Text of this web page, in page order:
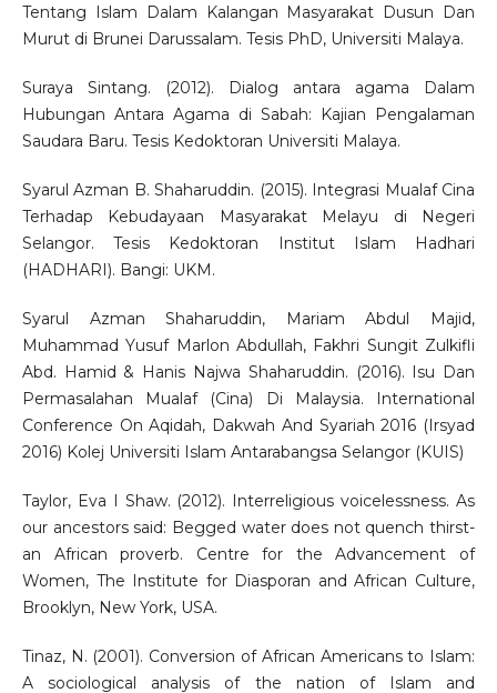
Tentang Islam Dalam Kalangan Masyarakat Dusun Dan
Murut di Brunei Darussalam. Tesis PhD, Universiti Malaya.
Suraya Sintang. (2012). Dialog antara agama Dalam
Hubungan Antara Agama di Sabah: Kajian Pengalaman
Saudara Baru. Tesis Kedoktoran Universiti Malaya.
Syarul Azman B. Shaharuddin. (2015). Integrasi Mualaf Cina
Terhadap Kebudayaan Masyarakat Melayu di Negeri
Selangor. Tesis Kedoktoran Institut Islam Hadhari
(HADHARI). Bangi: UKM.
Syarul Azman Shaharuddin, Mariam Abdul Majid,
Muhammad Yusuf Marlon Abdullah, Fakhri Sungit Zulkifli
Abd. Hamid & Hanis Najwa Shaharuddin. (2016). Isu Dan
Permasalahan Mualaf (Cina) Di Malaysia. International
Conference On Aqidah, Dakwah And Syariah 2016 (Irsyad
2016) Kolej Universiti Islam Antarabangsa Selangor (KUIS)
Taylor, Eva I Shaw. (2012). Interreligious voicelessness. As
our ancestors said: Begged water does not quench thirst-
an African proverb. Centre for the Advancement of
Women, The Institute for Diasporan and African Culture,
Brooklyn, New York, USA.
Tinaz, N. (2001). Conversion of African Americans to Islam:
A sociological analysis of the nation of Islam and